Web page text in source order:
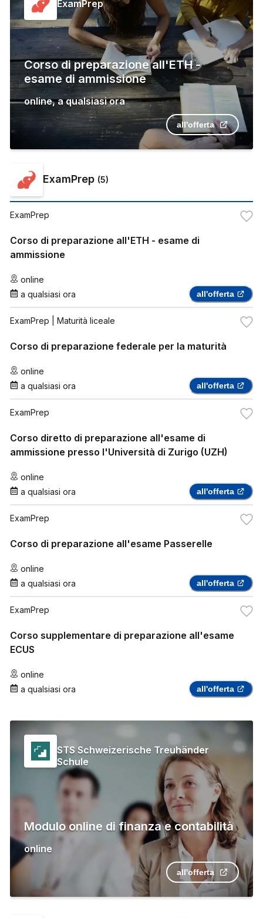
ExamPrep
Corso di preparazione all'ETH -
esame di ammissione
online,a qualsiasi ora
all'offerta
ExamPrep (5)
ExamPrep
Corso di preparazione all'ETH - esame di
ammissione
online
a qualsiasi ora
all'offerta
ExamPrep | Maturità liceale
Corso di preparazione federale per la maturità
online
a qualsiasi ora
all'offerta
ExamPrep
Corso diretto di preparazione all'esame di
ammissione presso l'Università di Zurigo (UZH)
online
a qualsiasi ora
all'offerta
ExamPrep
Corso di preparazione all'esame Passerelle
online
a qualsiasi ora
all'offerta
ExamPrep
Corso supplementare di preparazione all'esame
ECUS
online
a qualsiasi ora
all'offerta
STS Schweizerische Treuhänder
Schule
Modulo online di finanza e contabilità
online
all'offerta